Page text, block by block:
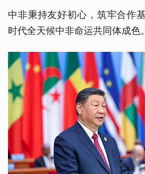
中非秉持友好初心，筑牢合作
时代全天候中非命运共同体成色。